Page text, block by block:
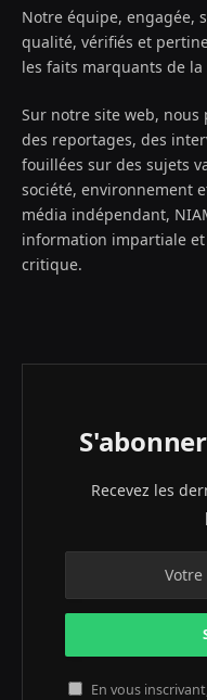
Notre équipe, engagée,
qualité, vérifiés et
les faits marquants de
Sur notre site web, nous
des reportages, des
fouillées sur des sujets
société, environnement
média indépendant,
information impartiale
critique.
Recevez les
En vous